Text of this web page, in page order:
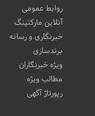
روابط عمومی
آنلاین مارکتینگ
خبرنگاری و رسانه
برندسازی
ویژه خبرنگاران
مطالب ویژه
رپورتاژ آگهی